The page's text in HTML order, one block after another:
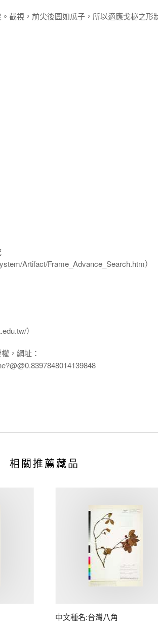
截視，前尖後圓如瓜子，所以適應戈柲之形
Artifact/Frame_Advance_Search.htm）
）
，網址：
相關推薦藏品
中文種名:台灣八角